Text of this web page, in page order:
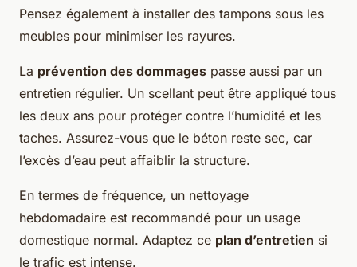
Pensez également à installer des tampons sous les
meubles pour minimiser les rayures.
La prévention des dommages passe aussi par un
entretien régulier. Un scellant peut être appliqué tous
les deux ans pour protéger contre l’humidité et les
taches. Assurez-vous que le béton reste sec, car
l’excès d’eau peut affaiblir la structure.
En termes de fréquence, un nettoyage
hebdomadaire est recommandé pour un usage
domestique normal. Adaptez ce plan d’entretien si
le trafic est intense.